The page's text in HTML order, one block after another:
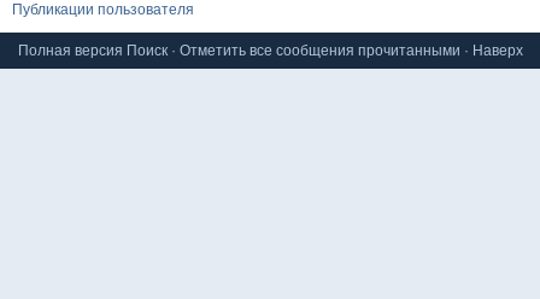
Публикации пользователя
Полная версия Поиск· Отметить все сообщения прочитанными · Наверх